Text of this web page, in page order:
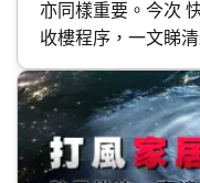
亦同樣重要。今次
收樓程序，一文睇
意事項，解答「收
清單、檢查方法及